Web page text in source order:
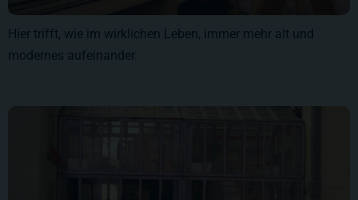
Hier trifft, wie im wirklichen Leben, immer mehr alt und
modernes aufeinander.